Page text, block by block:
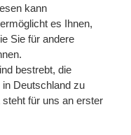
kann
es Ihnen,
Sie für andere
bestrebt, die
Deutschland zu
für uns an erster